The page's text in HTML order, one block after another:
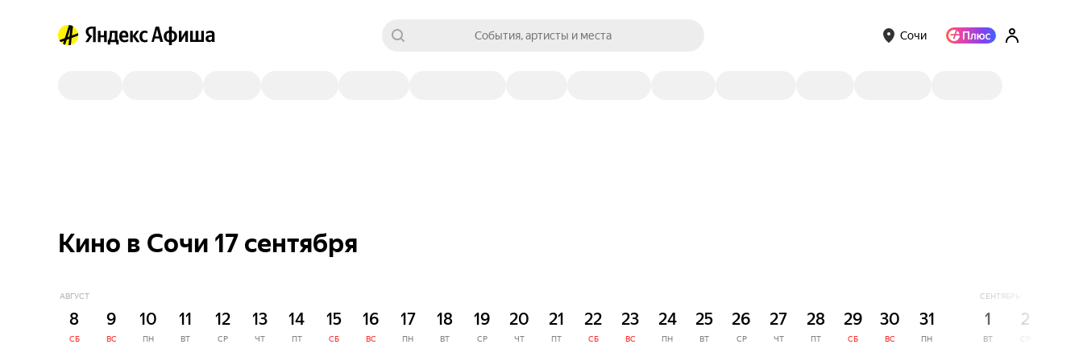
События, артисты и места Сочи
Кино в Сочи 17 сентября
АВГУСТ
8
СБ
9
ВС
10
ПН
11
ВТ
12
СР
13
ЧТ
14
ПТ
15
СБ
16
ВС
17
ПН
18
ВТ
19
СР
20
ЧТ
21
ПТ
22
СБ
23
ВС
24
ПН
25
ВТ
26
СР
27
ЧТ
28
ПТ
29
СБ
30
ВС
31
ПН
СЕНТЯБРЬ
1
ВТ
2